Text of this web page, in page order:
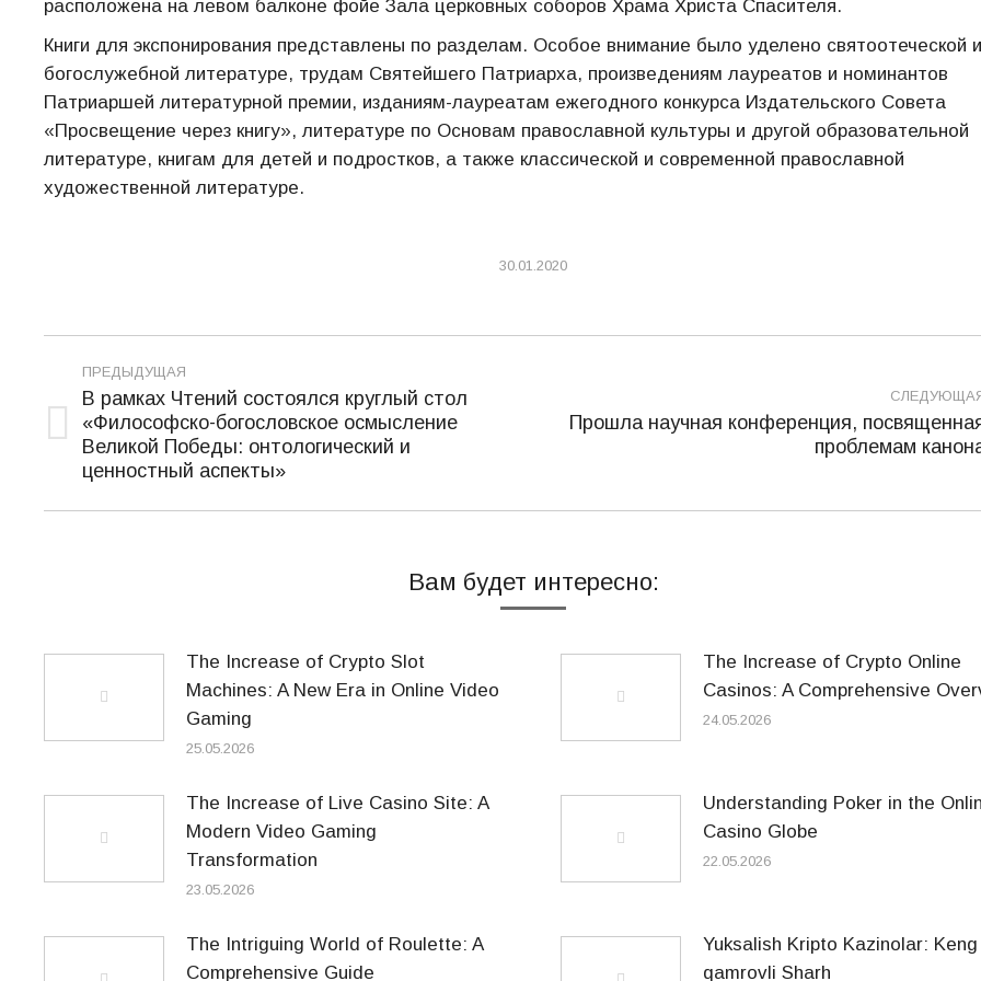
расположена на левом балконе фойе Зала церковных соборов Храма Христа Спасителя.
Книги для экспонирования представлены по разделам. Особое внимание было уделено святоотеческой и
богослужебной литературе, трудам Святейшего Патриарха, произведениям лауреатов и номинантов
Патриаршей литературной премии, изданиям-лауреатам ежегодного конкурса Издательского Совета
«Просвещение через книгу», литературе по Основам православной культуры и другой образовательной
литературе, книгам для детей и подростков, а также классической и современной православной
художественной литературе.
30.01.2020
Навигация
по
записям
ПРЕДЫДУЩАЯ
Предыдущая
запись:
В рамках Чтений состоялся круглый стол
«Философско-богословское осмысление
Великой Победы: онтологический и
ценностный аспекты»
Следующая
Прошла научная конференция,
проблемам
Вам будет интересно:
The Increase of Crypto Slot
Machines: A New Era in Online Video
Gaming
25.05.2026
The Increase of Crypto Online
Casinos: A Comprehensive
24.05.2026
The Increase of Live Casino Site: A
Modern Video Gaming
Transformation
23.05.2026
Understanding Poker in the
Casino Globe
22.05.2026
The Intriguing World of Roulette: A
Comprehensive Guide
Yuksalish Kripto Kazinolar: Keng
qamrovli Sharh